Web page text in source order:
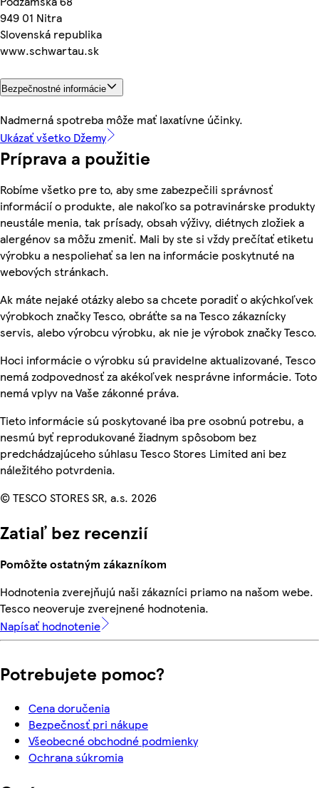
949 01 Nitra
Slovenská republika
www.schwartau.sk
Bezpečnostné informácie
Nadmerná spotreba môže mať laxatívne účinky.
Ukázať všetko Džemy
Príprava a použitie
Robíme všetko pre to, aby sme zabezpečili správnosť
informácií o produkte, ale nakoľko sa potravinárske produkty
neustále menia, tak prísady, obsah výživy, diétnych zložiek a
alergénov sa môžu zmeniť. Mali by ste si vždy prečítať etiketu
výrobku a nespoliehať sa len na informácie poskytnuté na
webových stránkach.
Ak máte nejaké otázky alebo sa chcete poradiť o akýchkoľvek
výrobkoch značky Tesco, obráťte sa na Tesco zákaznícky
servis, alebo výrobcu výrobku, ak nie je výrobok značky Tesco.
Hoci informácie o výrobku sú pravidelne aktualizované, Tesco
nemá zodpovednosť za akékoľvek nesprávne informácie. Toto
nemá vplyv na Vaše zákonné práva.
Tieto informácie sú poskytované iba pre osobnú potrebu, a
nesmú byť reprodukované žiadnym spôsobom bez
predchádzajúceho súhlasu Tesco Stores Limited ani bez
náležitého potvrdenia.
© TESCO STORES SR, a.s. 2026
Zatiaľ bez recenzií
Pomôžte ostatným zákazníkom
Hodnotenia zverejňujú naši zákazníci priamo na našom webe.
Tesco neoveruje zverejnené hodnotenia.
Napísať hodnotenie
Potrebujete pomoc?
Cena doručenia
Bezpečnosť pri nákupe
Všeobecné obchodné podmienky
Ochrana súkromia